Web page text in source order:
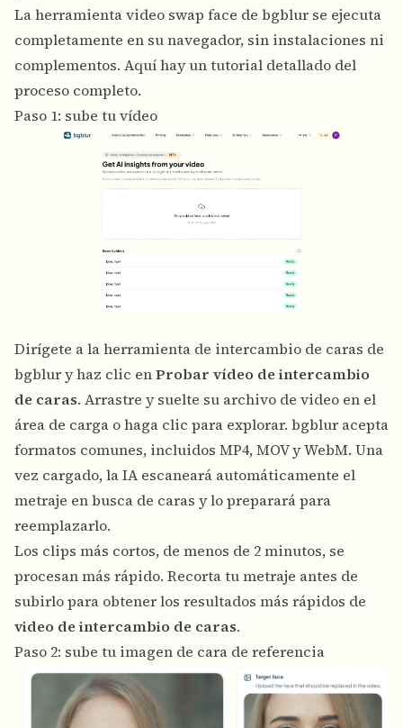
La herramientavideo swap face de bgblur se ejecuta
completamente en su navegador, sin instalaciones ni
complementos. Aquí hay un tutorial detallado del
proceso completo.
Paso 1: sube tu vídeo
Dirígete a la herramienta de intercambio de caras de
bgblur y haz clic enProbar vídeo de intercambio
de caras. Arrastre y suelte su archivo de video en el
área de carga o haga clic para explorar. bgblur acepta
formatos comunes, incluidos MP4, MOV y WebM. Una
vez cargado, la IA escaneará automáticamente el
metraje en busca de caras y lo preparará para
reemplazarlo.
Los clips más cortos, de menos de 2 minutos, se
procesan más rápido. Recorta tu metraje antes de
subirlo para obtener los resultados más rápidos de
video de intercambio de caras.
Paso 2: sube tu imagen de cara de referencia